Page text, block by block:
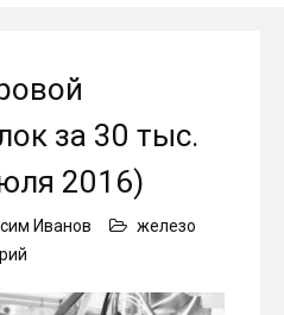
за 30 тыс.
2016)
Иванов
железо
игровой